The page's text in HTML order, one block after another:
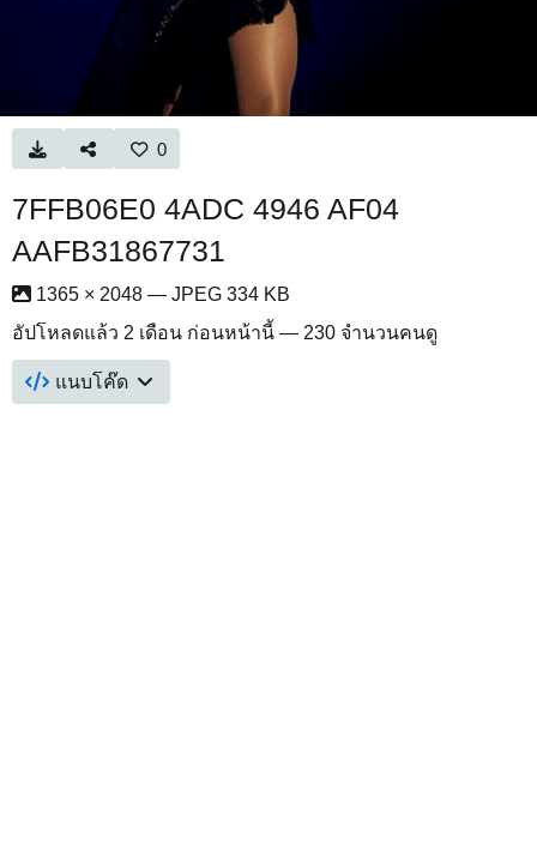
0
7FFB06E0 4ADC 4946 AF04
AAFB31867731
1365 × 2048 — JPEG 334 KB
อัปโหลดแล้ว 2 เดือน ก่อนหน้านี้ — 230 จำนวนคนดู
แนบโค๊ด